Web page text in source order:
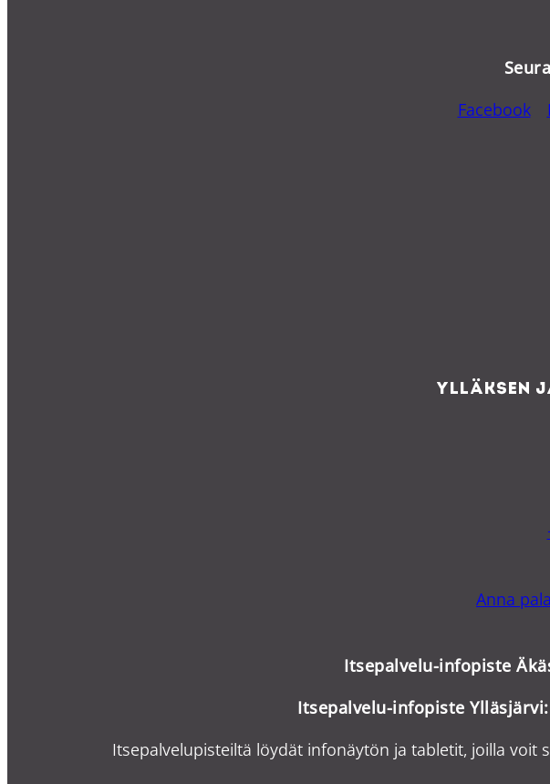
Facebook
Ylläksen
Anna
Itsepalvelu-infopiste
Itsepalvelu-infopiste Ylläsjärvi:
Itsepalvelupisteiltä löydät infonäytön ja tabletit, joilla voit